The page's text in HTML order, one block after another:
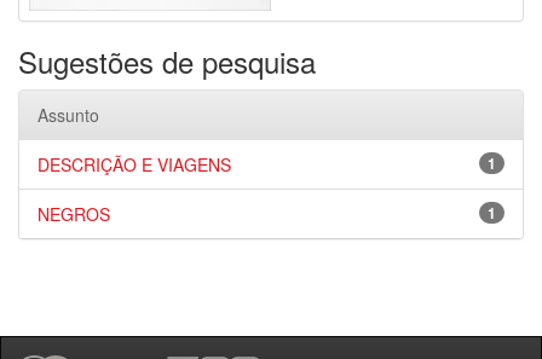
Sugestões de pesquisa
Assunto
1
DESCRIÇÃO E VIAGENS
1
NEGROS